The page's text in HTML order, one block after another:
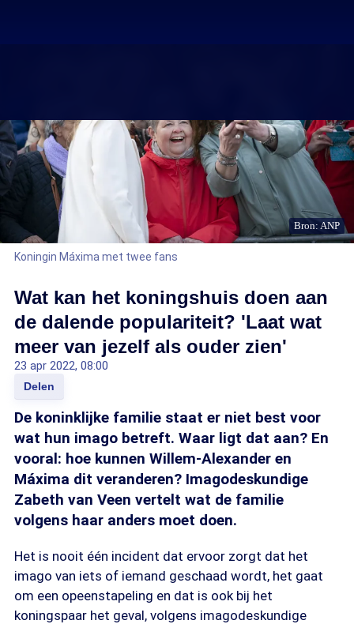
Bron: ANP
Koningin Máxima met twee fans
Wat kan het koningshuis doen aan
de dalende populariteit? 'Laat wat
meer van jezelf als ouder zien'
23 apr 2022, 08:00
Delen
De koninklijke familie staat er niet best voor
wat hun imago betreft. Waar ligt dat aan? En
vooral: hoe kunnen Willem-Alexander en
Máxima dit veranderen? Imagodeskundige
Zabeth van Veen vertelt wat de familie
volgens haar anders moet doen.
Het is nooit één incident dat ervoor zorgt dat het
imago van iets of iemand geschaad wordt, het gaat
om een opeenstapeling en dat is ook bij het
koningspaar het geval, volgens imagodeskundige